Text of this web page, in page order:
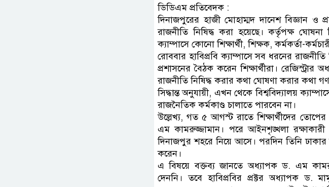
ডিডিএম প্রতিবেদক :
দিনাজপুরের হাজী মোহাম্মদ দানেশ বিজ্ঞান ও
রাজনীতি নিষিদ্ধ করা হয়েছে। কর্তৃপক্ষ ঘোষনা
ক্যাম্পাসে কোনো শিক্ষার্থী, শিক্ষক, কর্মকর্তা-
রোববার হাবিপ্রবি ক্যাম্পাসে সব ধরনের
প্রশাসনের বৈঠক করেন শিক্ষার্থীরা।
রাজনীতি নিষিদ্ধ করার কথা ঘোষণা করার কথা
সিদ্ধান্ত অনুযায়ী, এখন থেকে বিশ্ববিদ্যালয়
রাজনৈতিক কর্মকাণ্ড চালাতে পারবেন না।
উল্লেখ্য, গত ৫ আগস্ট রাতে শিক্ষার্থীদের
এম কামরুজ্জামান। পরে আইনশৃঙ্খলা রক্ষাকারী
দিনাজপুর শহরে নিয়ে আসে। পরদিন তিনি
করেন।
এ বিষয়ে বক্তব্য জানতে অধ্যাপক ড. এম
দেননি। তবে হাবিপ্রবির প্রক্টর অধ্যাপক ড.